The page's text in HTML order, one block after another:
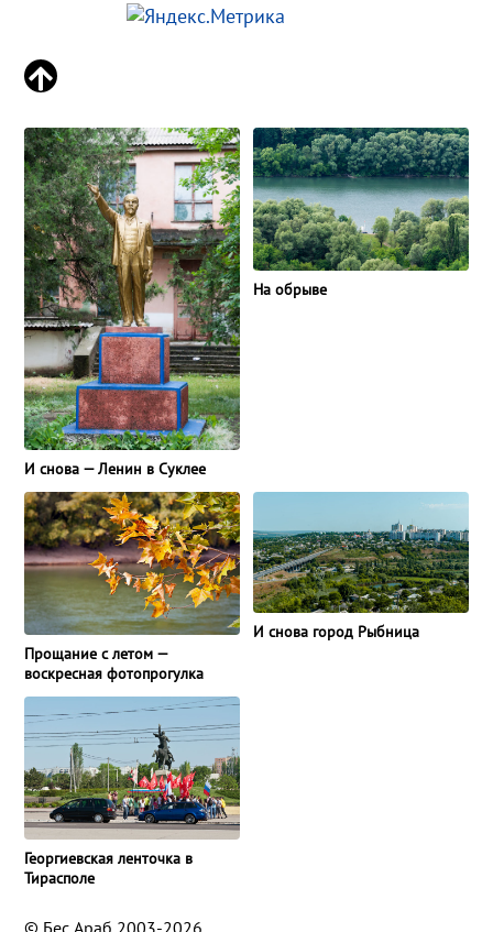
И снова — Ленин в Суклее
На обрыве
Прощание с летом —
воскресная фотопрогулка
И снова город Рыбница
Георгиевская ленточка в
Тирасполе
© Бес Араб 2003-2026